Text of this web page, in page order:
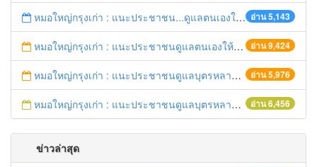
อ่าน 5,143
หมอใหญ่กรุงเก่า : แนะประชาชน...ดูแลตนเองให้ห่างไกลโรค...ในช่วงฤดูร้อน
อ่าน 9,424
หมอใหญ่กรุงเก่า : แนะประชาชนดูแลตนเองให้ห่างไกลวัณโรค
อ่าน 5,976
หมอใหญ่กรุงเก่า : แนะประชาชนดูแลบุตรหลาน ป้องกันเด็กจมน้ำตายในช่วงฤดูร้อน
อ่าน 6,456
หมอใหญ่กรุงเก่า : แนะประชาชนดูแลบุตรหลาน ป้องกันเด็กจมน้ำตายในช่วงฤดูร้อน
ข่าวล่าสุด